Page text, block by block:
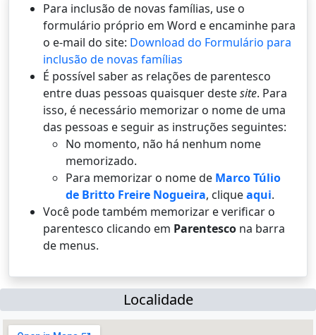
Para inclusão de novas famílias, use o
formulário próprio em Word e encaminhe para
o e-mail do site: Download do Formulário para
inclusão de novas famílias
É possí­vel saber as relações de parentesco
entre duas pessoas quaisquer destesite. Para
isso, é necessário memorizar o nome de uma
das pessoas e seguir as instruções seguintes:
No momento, não há nenhum nome
memorizado.
Para memorizar o nome de Marco Túlio
de Britto Freire Nogueira, cliqueaqui.
Você pode também memorizar e verificar o
parentesco clicando em Parentesco na barra
de menus.
Localidade